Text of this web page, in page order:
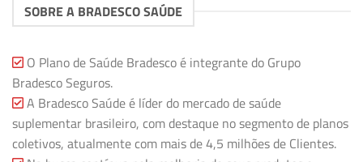
SOBRE A BRADESCO SAÚDE
O Plano de Saúde Bradesco é integrante do Grupo
Bradesco Seguros.
A Bradesco Saúde é líder do mercado de saúde
suplementar brasileiro, com destaque no segmento de planos
coletivos, atualmente com mais de 4,5 milhões de Clientes.